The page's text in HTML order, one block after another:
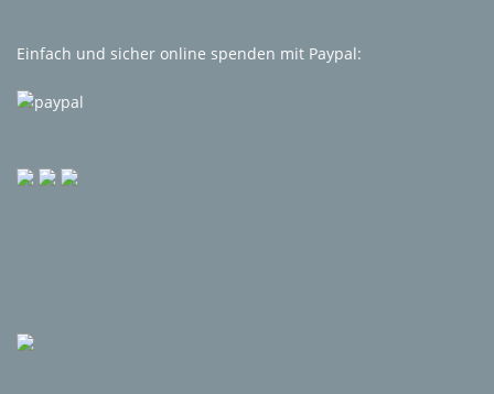
Einfach und sicher online spenden mit Paypal: